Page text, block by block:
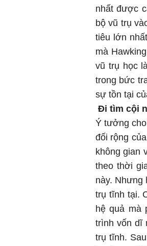
nhất được
bộ vũ trụ
tiêu lớn
mà
vũ trụ học
trong bức
sự tồn tại
Đi tìm cội
Ý tưởng
đối rộng
không gian
theo thời
này. Nhưng
trụ tĩnh tại.
hệ quả mà
trình vốn dĩ
trụ tĩnh.